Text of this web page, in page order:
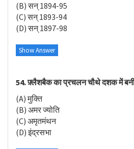
(B) सन् 1894-95
(C) सन् 1893-94
(D) सन् 1897-98
Show Answer
54. फ़्लैशबैक का प्रचलन चौथे दशक में
(A) मुक्ति
(B) अमर ज्योति
(C) अमृतमंथन
(D) इंद्रसभा